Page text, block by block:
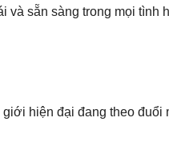
và sẵn sàng trong mọi tình
hiện đại đang theo đuổi